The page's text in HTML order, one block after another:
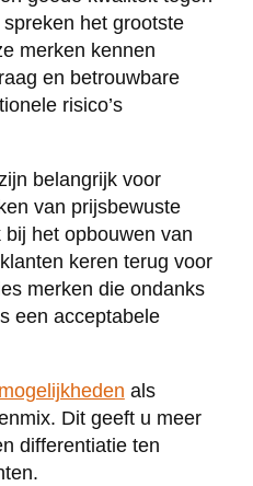
het grootste
merken kennen
en betrouwbare
risico’s
belangrijk voor
van prijsbewuste
het opbouwen van
keren terug voor
merken die ondanks
een acceptabele
als
Dit geeft u meer
differentiatie ten